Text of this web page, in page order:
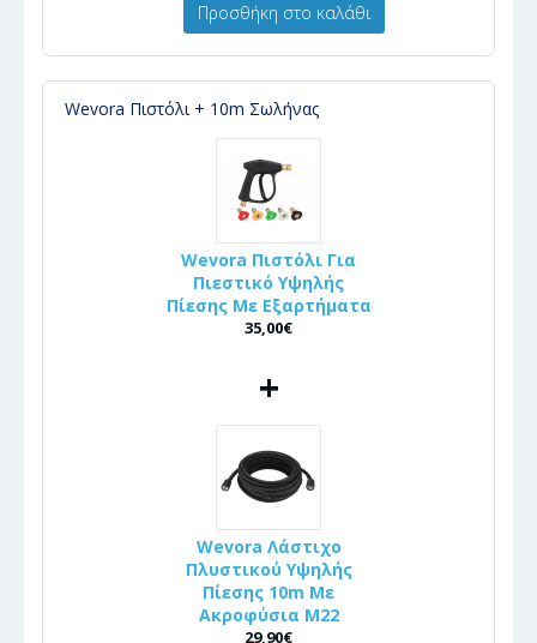
Προσθήκη στο καλάθι
Wevora Πιστόλι + 10m Σωλήνας
Wevora Πιστόλι Για
Πιεστικό Υψηλής
Πίεσης Με Εξαρτήματα
35,00€
+
Wevora Λάστιχο
Πλυστικού Υψηλής
Πίεσης 10m Με
Ακροφύσια Μ22
29,90€